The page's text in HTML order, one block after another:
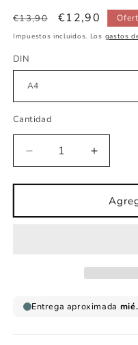
Precio
habitual
€13,90
Precio
de
€12,90
Impuestos incluidos. Los gastos
DIN
Cantidad
Reducir
cantidad
para
infantil
cantidad
para
Lámina
infantil